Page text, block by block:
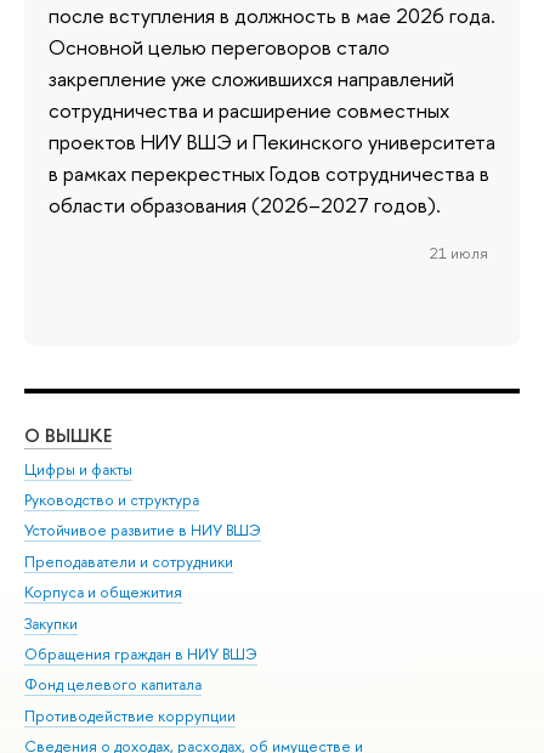
после вступления в должность в мае 2026 года.
Основной целью переговоров стало
закрепление уже сложившихся направлений
сотрудничества и расширение совместных
проектов НИУ ВШЭ и Пекинского университета
в рамках перекрестных Годов сотрудничества в
области образования (2026–2027 годов).
21 июля
О ВЫШКЕ
Цифры и факты
Руководство и структура
Устойчивое развитие в НИУ ВШЭ
Преподаватели и сотрудники
Корпуса и общежития
Закупки
Обращения граждан в НИУ ВШЭ
Фонд целевого капитала
Противодействие коррупции
Сведения о доходах, расходах, об имуществе и